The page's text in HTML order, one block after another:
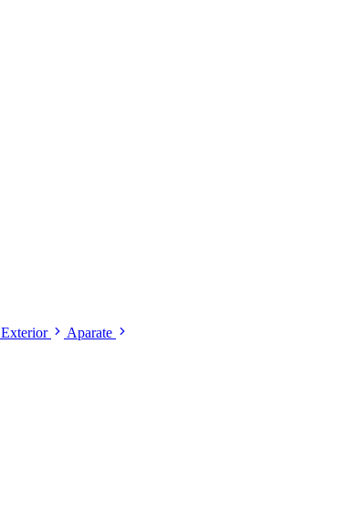
Exterior
Aparate